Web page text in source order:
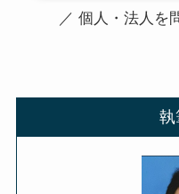
／ 個人・法人を
執